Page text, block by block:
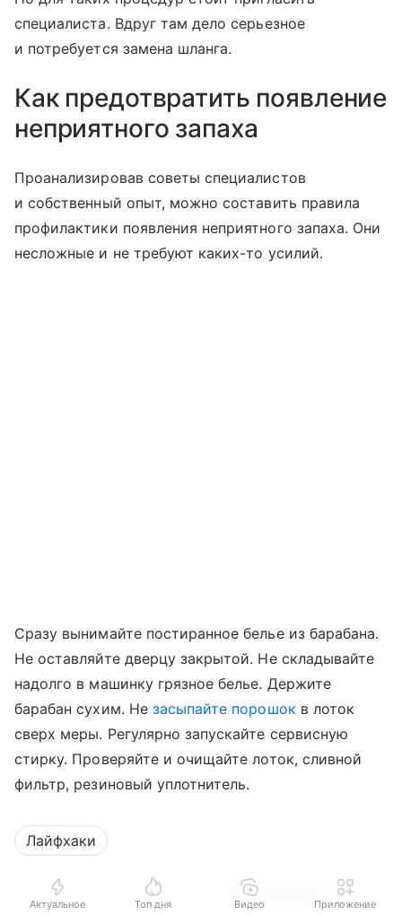
специалиста. Вдруг там дело серьезное
и потребуется замена шланга.
Как предотвратить появление
неприятного запаха
Проанализировав советы специалистов
и собственный опыт, можно составить правила
профилактики появления неприятного запаха. Они
несложные и не требуют каких-то усилий.
Сразу вынимайте постиранное белье из барабана.
Не оставляйте дверцу закрытой. Не складывайте
надолго в машинку грязное белье. Держите
барабан сухим. Не засыпайте порошок в лоток
сверх меры. Регулярно запускайте сервисную
стирку. Проверяйте и очищайте лоток, сливной
фильтр, резиновый уплотнитель.
Лайфхаки
Поделиться
Актуальное Топ дня Видео Приложение